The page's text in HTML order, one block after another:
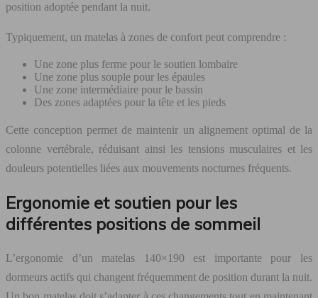
position adoptée pendant la nuit.
Typiquement, un matelas à zones de confort peut comprendre :
Une zone plus ferme pour le soutien lombaire
Une zone plus souple pour les épaules
Une zone intermédiaire pour le bassin
Des zones adaptées pour la tête et les pieds
Cette conception permet de maintenir un alignement optimal de la
colonne vertébrale, réduisant ainsi les tensions musculaires et les
douleurs potentielles liées aux mouvements nocturnes fréquents.
Ergonomie et soutien pour les
différentes positions de sommeil
L’ergonomie d’un matelas 140×190 est importante pour les
dormeurs actifs qui changent fréquemment de position durant la nuit.